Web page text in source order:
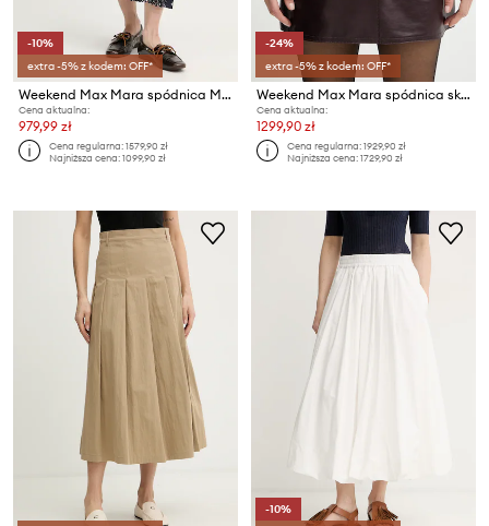
-10%
extra -5% z kodem: OFF*
Weekend Max Mara spódnica MILORD
Cena aktualna:
979,99 zł
Cena regularna:1579,90 zł
Najniższa cena:1099,90 zł
-24%
extra -5% z kodem: OFF*
Weekend Max Mara spódnica skórzana ONCIA
Cena aktualna:
1299,90 zł
Cena regularna:1929,90 zł
Najniższa cena:1729,90 zł
-10%